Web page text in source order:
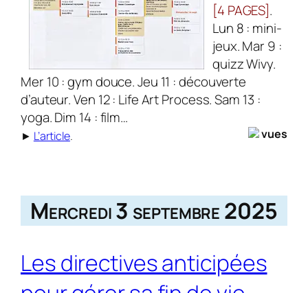
[4 PAGES].
Lun 8 : mini-
jeux. Mar 9 :
quizz Wivy.
Mer 10 : gym douce. Jeu 11 : découverte
d’auteur. Ven 12 : Life Art Process. Sam 13 :
yoga. Dim 14 : film…
► L’article. vues
Mercredi 3 septembre 2025
Les directives anticipées